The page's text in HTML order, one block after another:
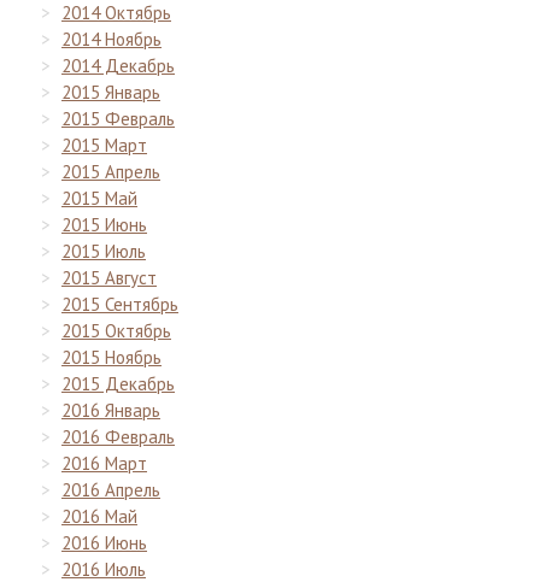
2014 Октябрь
2014 Ноябрь
2014 Декабрь
2015 Январь
2015 Февраль
2015 Март
2015 Апрель
2015 Май
2015 Июнь
2015 Июль
2015 Август
2015 Сентябрь
2015 Октябрь
2015 Ноябрь
2015 Декабрь
2016 Январь
2016 Февраль
2016 Март
2016 Апрель
2016 Май
2016 Июнь
2016 Июль